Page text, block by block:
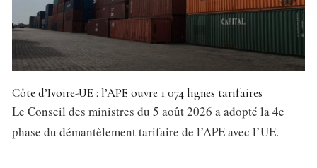
Côte d’Ivoire-UE : l’APE ouvre 1 074 lignes tarifaires
Le Conseil des ministres du 5 août 2026 a adopté la 4e
phase du démantèlement tarifaire de l’APE avec l’UE.